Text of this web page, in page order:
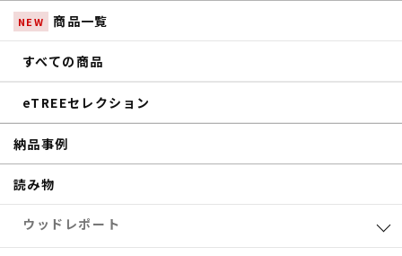
NEW 商品一覧
すべての商品
eTREEセレクション
納品事例
読み物
ウッドレポート